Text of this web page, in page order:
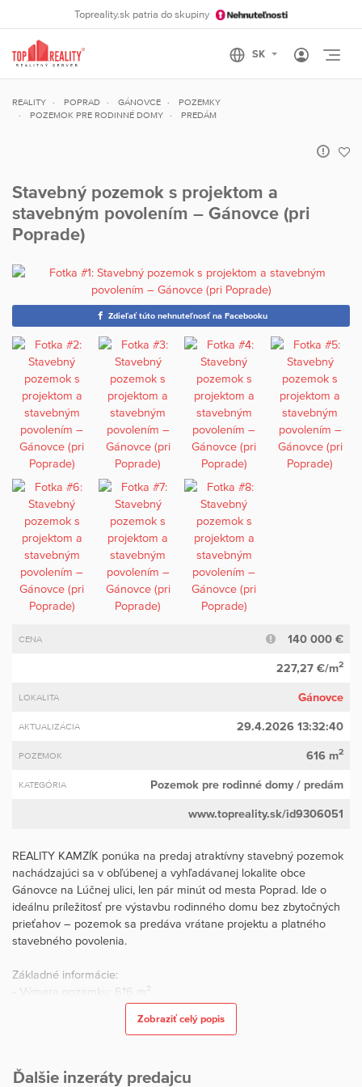
Topreality.sk patria do skupiny
REALITY POPRAD GÁNOVCE
POZEMKY
POZEMOK PRE RODINNÉ DOMY
PREDÁM
Stavebný pozemok s projektom a
stavebným povolením – Gánovce (pri
Poprade)
Zdieľať túto nehnuteľnosť na Facebooku
CENA 140 000 €
227,27 €/m2
LOKALITA Gánovce
AKTUALIZÁCIA 29.4.2026 13:32:40
POZEMOK 616 m2
KATEGÓRIA Pozemok pre rodinné domy/ predám
www.topreality.sk/id9306051
REALITY KAMZÍK ponúka na predaj atraktívny stavebný pozemok
nachádzajúci sa v obľúbenej a vyhľadávanej lokalite obce
Gánovce na Lúčnej ulici, len pár minút od mesta Poprad. Ide o
ideálnu príležitosť pre výstavbu rodinného domu bez zbytočných
prieťahov – pozemok sa predáva vrátane projektu a platného
stavebného povolenia.
Základné informácie:
• Výmera pozemku: 616 m²
• Rozmery: cca 26,57 m x 25,47 m
Výhody pozemku:
Zobraziť celý popis
Ďalšie inzeráty predajcu